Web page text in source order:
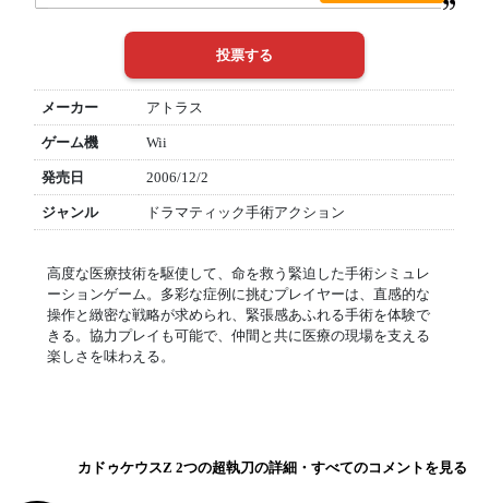
メーカー アトラス
ゲーム機 Wii
発売日 2006/12/2
ジャンル ドラマティック手術アクション
高度な医療技術を駆使して、命を救う緊迫した手術シミュレ
ーションゲーム。多彩な症例に挑むプレイヤーは、直感的な
操作と緻密な戦略が求められ、緊張感あふれる手術を体験で
きる。協力プレイも可能で、仲間と共に医療の現場を支える
楽しさを味わえる。
カドゥケウスZ 2つの超執刀の詳細・すべてのコメントを見る